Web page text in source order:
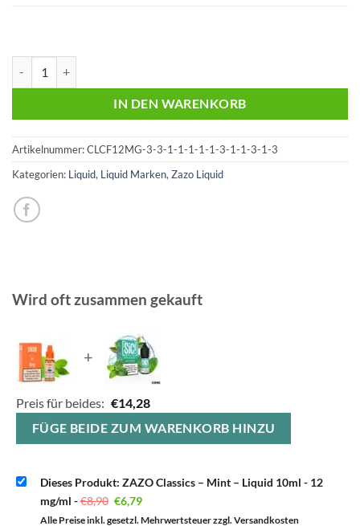
IN DEN WARENKORB
Artikelnummer:CLCF12MG-3-3-1-1-1-1-1-3-1-1-3-1-3
Kategorien: Liquid, Liquid Marken, Zazo Liquid
Wird oft zusammen gekauft
+
Preis für beides: €14,28
FÜGE BEIDE ZUM WARENKORB HINZU
Dieses Produkt: ZAZO Classics – Mint – Liquid 10ml - 12
mg/ml -€8,90 Ursprünglicher
Preis
war:
€6,79Aktueller
ist:
Alle Preise inkl. gesetzl. Mehrwertsteuer zzgl. Versandkosten